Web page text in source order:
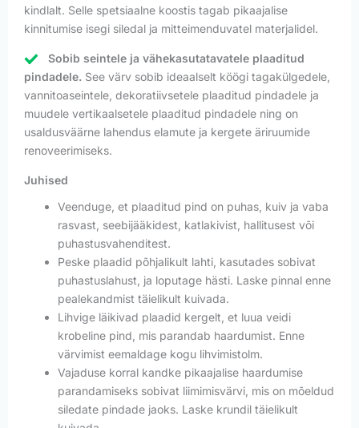
kindlalt. Selle spetsiaalne koostis tagab pikaajalise
kinnitumise isegi siledal ja mitteimenduvatel materjalidel.
Sobib seintele ja vähekasutatavatele plaaditud
pindadele. See värv sobib ideaalselt köögi tagakülgedele,
vannitoaseintele, dekoratiivsetele plaaditud pindadele ja
muudele vertikaalsetele plaaditud pindadele ning on
usaldusväärne lahendus elamute ja kergete äriruumide
renoveerimiseks.
Juhised
Veenduge, et plaaditud pind on puhas, kuiv ja vaba
rasvast, seebijääkidest, katlakivist, hallitusest või
puhastusvahenditest.
Peske plaadid põhjalikult lahti, kasutades sobivat
puhastuslahust, ja loputage hästi. Laske pinnal enne
pealekandmist täielikult kuivada.
Lihvige läikivad plaadid kergelt, et luua veidi
krobeline pind, mis parandab haardumist. Enne
värvimist eemaldage kogu lihvimistolm.
Vajaduse korral kandke pikaajalise haardumise
parandamiseks sobivat liimimisvärvi, mis on mõeldud
siledate pindade jaoks. Laske krundil täielikult